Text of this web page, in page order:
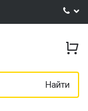
Найти